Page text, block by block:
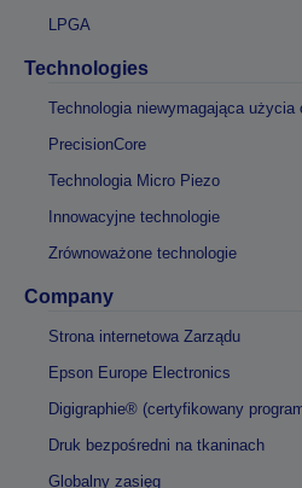
LPGA
Technologies
Technologia niewymagająca użycia
PrecisionCore
Technologia Micro Piezo
Innowacyjne technologie
Zrównoważone technologie
Company
Strona internetowa Zarządu
Epson Europe Electronics
Digigraphie® (certyfikowany
Druk bezpośredni na tkaninach
Globalny zasięg